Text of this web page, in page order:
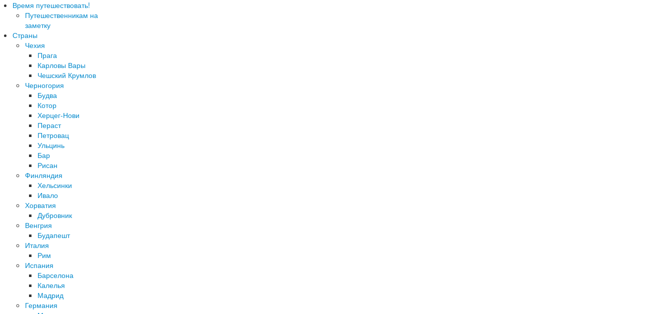
Время путешествовать!
Путешественникам на
заметку
Страны
Чехия
Прага
Карловы Вары
Чешский Крумлов
Черногория
Будва
Котор
Херцег-Нови
Пераст
Петровац
Ульцинь
Бар
Рисан
Финляндия
Хельсинки
Ивало
Хорватия
Дубровник
Венгрия
Будапешт
Италия
Рим
Испания
Барселона
Калелья
Мадрид
Германия